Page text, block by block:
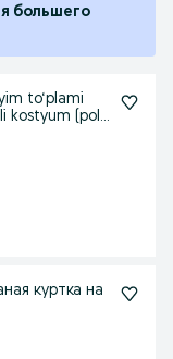
большего
to‘plami
kostyum (polo
куртка на